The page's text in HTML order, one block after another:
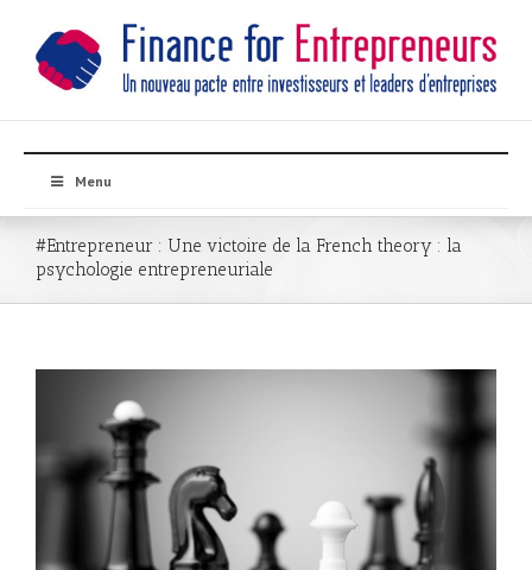
Menu
#Entrepreneur : Une victoire de la French theory : la
psychologie entrepreneuriale